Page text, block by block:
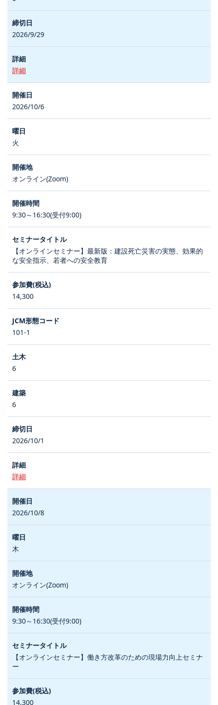
2026/9/29
詳細
2026/10/6
火
オンライン(Zoom)
9:30～16:30(受付9:00)
【オンラインセミナー】最新版：建設死亡災害の実態、効果的
な安全指示、若者への安全教育
14,300
101-1
6
6
2026/10/1
詳細
2026/10/8
木
オンライン(Zoom)
9:30～16:30(受付9:00)
【オンラインセミナー】働き方改革のための現場力向上セミナ
ー
14,300